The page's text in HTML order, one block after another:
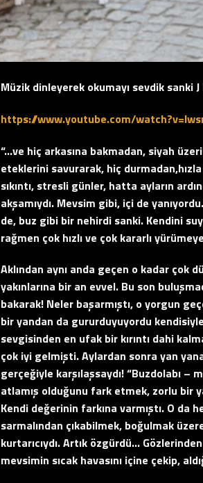
Müzik dinleyerek okumayı sevdik sankiJ
https://www.youtube.com/watch?v=lws
“…ve hiç arkasına bakmadan, siyah
eteklerini savurarak, hiç
sıkıntı, stresli günler, hatta ayların
akşamıydı. Mevsim gibi, içi de
de, buz gibi bir nehirdi sanki. Kendini
rağmen çok hızlı ve çok kararlı
Aklından aynı anda geçen o kadar çok
yakınlarına bir an evvel. Bu son
bakarak! Neler başarmıştı, o yorgun
bir yandan da gururduyuyordu
sevgisinden en ufak bir kırıntı dahi
çok iyi gelmişti. Aylardan sonra yan
gerçeğiyle karşılaşsaydı! “Buzdolabı –
atlamış olduğunu fark etmek, zorlu bir
Kendi değerinin farkına varmıştı. O
sarmalından çıkabilmek, boğulmak
kurtarıcıydı. Artık özgürdü…
mevsimin sıcak havasını içine çekip,